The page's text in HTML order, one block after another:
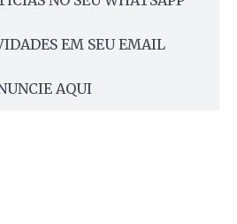
EM SEU EMAIL
AQUI